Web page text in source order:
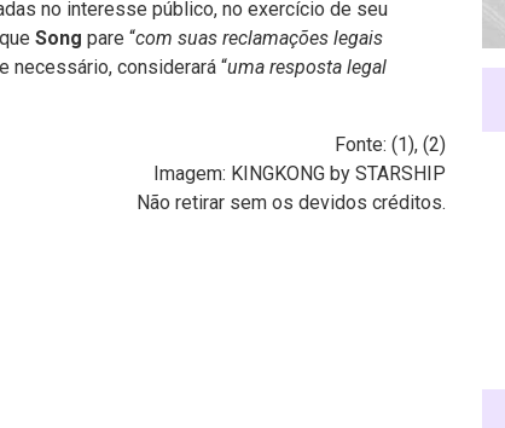
no interesse público, no exercício de seu
Song pare “com suas reclamações legais
necessário, considerará “uma resposta legal
Fonte: (1), (2)
Imagem: KINGKONG by STARSHIP
Não retirar sem os devidos créditos.